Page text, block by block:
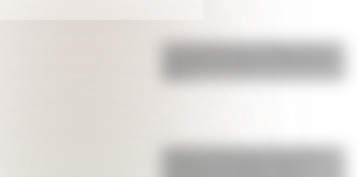
La historia de su Independencia:
1991?
Así era la Autopista 25 de Mayo